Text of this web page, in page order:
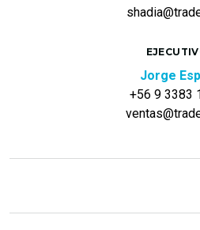
Jorge
+56 9 3383